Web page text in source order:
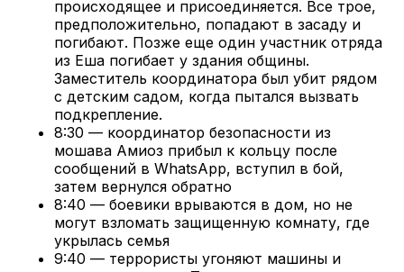
происходящее и присоединяется. Все трое,
предположительно, попадают в засаду и
погибают. Позже еще один участник отряда
из Еша погибает у здания общины.
Заместитель координатора был убит рядом
с детским садом, когда пытался вызвать
подкрепление.
8:30 — координатор безопасности из
мошава Амиоз прибыл к кольцу после
сообщений в WhatsApp, вступил в бой,
затем вернулся обратно
8:40 — боевики врываются в дом, но не
могут взломать защищенную комнату, где
укрылась семья
9:40 — террористы угоняют машины и